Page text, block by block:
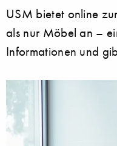
USM bietet online
als nur Möbel an –
Informationen und